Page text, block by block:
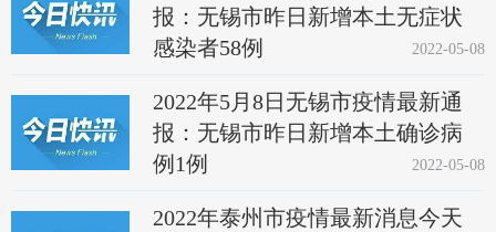
报：无锡市昨日新增本土无症状
感染者58例
2022-05-08
2022年5月8日无锡市疫情最新通
报：无锡市昨日新增本土确诊病
例1例
2022-05-08
2022年泰州市疫情最新消息今天